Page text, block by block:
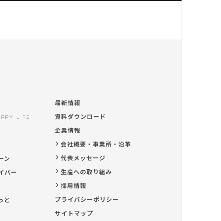
LIFE
ン
バー
と
最新情報
資料ダウンロード
企業情報
会社概要・事業所・沿革
代表メッセージ
生産への取り組み
採用情報
プライバシーポリシー
サイトマップ